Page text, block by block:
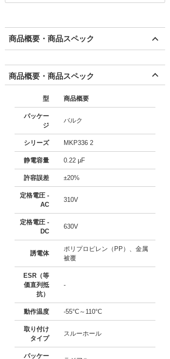
商品概要・商品スペック
商品概要・商品スペック
型 商品概要
パッケー
ジ
バルク
シリーズ MKP336 2
静電容量 0.22 µF
許容誤差 ±20%
定格電圧 -
AC
310V
定格電圧 -
DC
630V
誘電体
ポリプロピレン（PP）、金属
被覆
ESR（等
価直列抵
抗）
-
動作温度 -55°C～110°C
取り付け
タイプ
スルーホール
パッケー